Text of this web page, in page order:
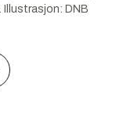
Illustrasjon: DNB